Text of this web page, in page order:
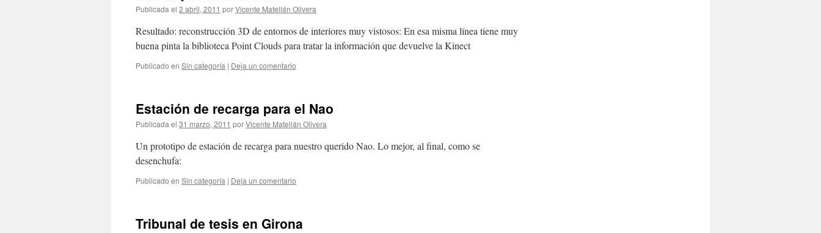
Publicada el 2 abril, 2011 porVicente Matellán Olivera
Resultado: reconstrucción 3D de entornos de interiores muy vistosos: En esa misma línea tiene muy
buena pinta la biblioteca Point Clouds para tratar la información que devuelve la Kinect
Publicado en Sin categoría | Deja un comentario
Estación de recarga para el Nao
Publicada el 31 marzo, 2011 porVicente Matellán Olivera
Un prototipo de estación de recarga para nuestro querido Nao. Lo mejor, al final, como se
desenchufa:
Publicado en Sin categoría | Deja un comentario
Tribunal de tesis en Girona